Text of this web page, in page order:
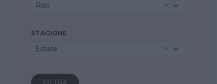
Riso
STAGIONE
Estate